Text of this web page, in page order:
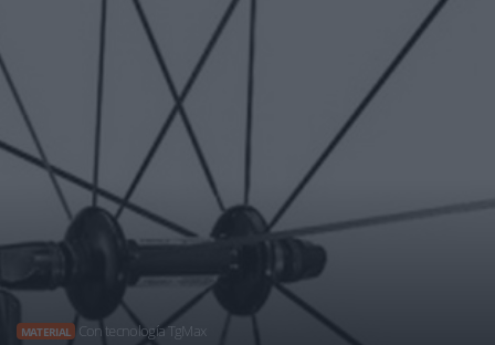
MATERIAL Con tecnología TgMax